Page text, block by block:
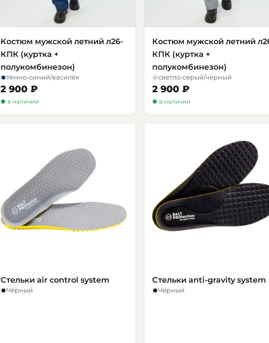
Костюм мужской летний л26-
КПК (куртка +
полукомбинезон)
тёмно-синий/василёк
2 900 ₽
● в наличии
Костюм мужской летний
КПК (куртка +
полукомбинезон)
светло-серый/чёрный
2 900 ₽
● в наличии
Стельки air control system
Чёрный
Стельки anti-gravity system
Чёрный